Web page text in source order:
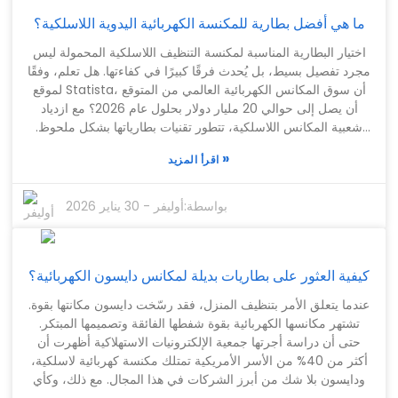
خاصةً فيما يتعلق بالمساحة. من الضروري التفكير مليًا في احتياجاتك
الفعلية من الطاقة. بالإضافة إلى ذلك، يُعد الحفاظ على جميع
المكونات في أفضل حالاتها من خلال الصيانة الدورية أمرًا أساسيًا
لضمان أداء هذه الأنظمة بكفاءة. يتطلب تركيب كل رف عناية فائقة
بالتفاصيل لتجنب أي مشاكل محتملة لاحقًا. قد يستغرق الأمر بعض
الوقت للتعرف على كيفية عملها، ولكن بصراحة، عادةً ما تفوق
المزايا التحديات الأولية.
ما هي أفضل بطارية للمكنسة الكهربائية اليدوية اللاسلكية؟
اختيار البطارية المناسبة لمكنسة التنظيف اللاسلكية المحمولة ليس
مجرد تفصيل بسيط، بل يُحدث فرقًا كبيرًا في كفاءتها. هل تعلم، وفقًا
لموقع Statista، أن سوق المكانس الكهربائية العالمي من المتوقع
أن يصل إلى حوالي 20 مليار دولار بحلول عام 2026؟ مع ازدياد
شعبية المكانس اللاسلكية، تتطور تقنيات بطارياتها بشكل ملحوظ.
أطول، فلا أحد يرغب بالتوقف لإعادة الشحن كل خمس دقائق، أليس
كفاءة وتدوم لفترة أطول من بطاريات النيكل والكادميوم التقليدية.
ولكن إليك الأمر: لا تستخدم جميع العلامات التجارية بطاريات عالية
الجودة. بعض الشركات تُقلل من الجودة لتوفير المال، وهذا قد يعني
تتوقع جهازًا موثوقًا وعالي الأداء. بصراحة، يواجه العديد من
المستخدمين مشكلة نفاد شحن مكنستهم بسرعة كبيرة، تاركةً
الأوساخ والغبار وراءها. لهذا السبب، من المهم للغاية اختيار بطارية
موثوقة. عند شراء بطارية لمكنسة كهربائية يدوية لاسلكية، لا تكتفِ
باختيار الأرخص. انتبه للعلامة التجارية؛ فالعلامات التجارية الموثوقة
مثل دايسون وشارك عادةً ما توفر معلومات واضحة حول عمر
البطارية وأوقات الشحن، وهو أمرٌ بالغ الأهمية. في النهاية، يُؤتي
»
بواسطة:أوليفر - 30 يناير 2026
كيفية العثور على بطاريات بديلة لمكانس دايسون الكهربائية؟
عندما يتعلق الأمر بتنظيف المنزل، فقد رسّخت دايسون مكانتها بقوة.
تشتهر مكانسها الكهربائية بقوة شفطها الفائقة وتصميمها المبتكر.
حتى أن دراسة أجرتها جمعية الإلكترونيات الاستهلاكية أظهرت أن
أكثر من 40% من الأسر الأمريكية تمتلك مكنسة كهربائية لاسلكية،
ودايسون بلا شك من أبرز الشركات في هذا المجال. مع ذلك، وكأي